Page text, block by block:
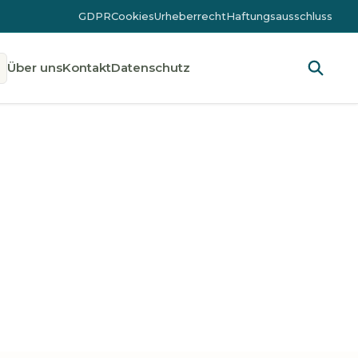
GDPRCookiesUrheberrechtHaftungsausschluss
Über unsKontaktDatenschutz